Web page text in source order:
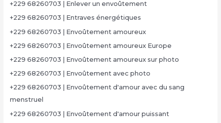
+229 68260703 | Enlever un envoûtement
+229 68260703 | Entraves énergétiques
+229 68260703 | Envoûtement amoureux
+229 68260703 | Envoûtement amoureux Europe
+229 68260703 | Envoûtement amoureux sur photo
+229 68260703 | Envoûtement avec photo
+229 68260703 | Envoûtement d'amour avec du sang
menstruel
+229 68260703 | Envoûtement d'amour puissant